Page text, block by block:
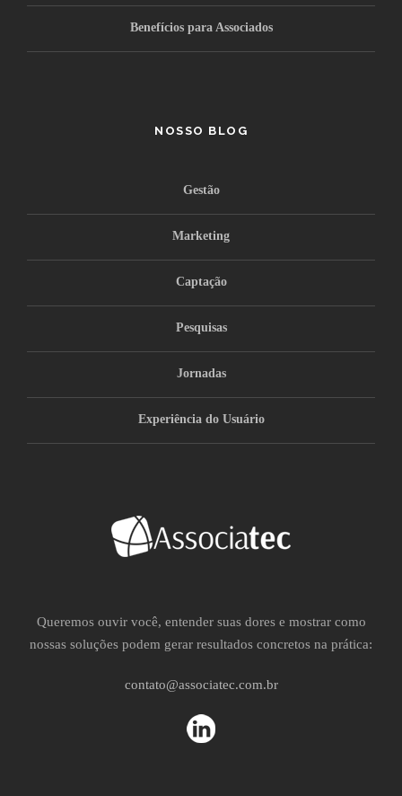
Benefícios para Associados
NOSSO BLOG
Gestão
Marketing
Captação
Pesquisas
Jornadas
Experiência do Usuário
Queremos ouvir você, entender suas dores e mostrar como
nossas soluções podem gerar resultados concretos na prática:
contato@associatec.com.br